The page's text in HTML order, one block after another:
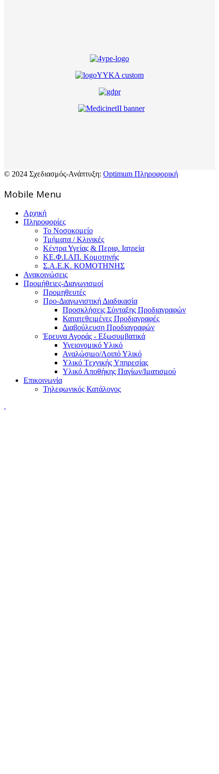
© 2024 Σχεδιασμός-Ανάπτυξη: Optimum Πληροφορική
Mοbile Menu
Αρχική
Πληροφορίες
Το Νοσοκομείο
Τμήματα / Κλινικές
Κέντρα Υγείας & Περιφ. Ιατρεία
ΚΕ.Φ.Ι.ΑΠ. Κομοτηνής
Σ.Α.Ε.Κ. ΚΟΜΟΤΗΝΗΣ
Ανακοινώσεις
Προμήθειες-Διαγωνισμοί
Προμηθευτές
Προ-Διαγωνιστική Διαδικασία
Προσκλήσεις Σύνταξης Προδιαγραφών
Κατατεθειμένες Προδιαγραφές
Διαβούλευση Προδιαγραφών
Έρευνα Αγοράς - Εξωσυμβατικά
Υγειονομικό Υλικό
Αναλώσιμο/Λοιπό Υλικό
Υλικό Tεχνικής Yπηρεσίας
Υλικό Αποθήκης Παγίων/Ιματισμού
Επικοινωνία
Τηλεφωνικός Κατάλογος